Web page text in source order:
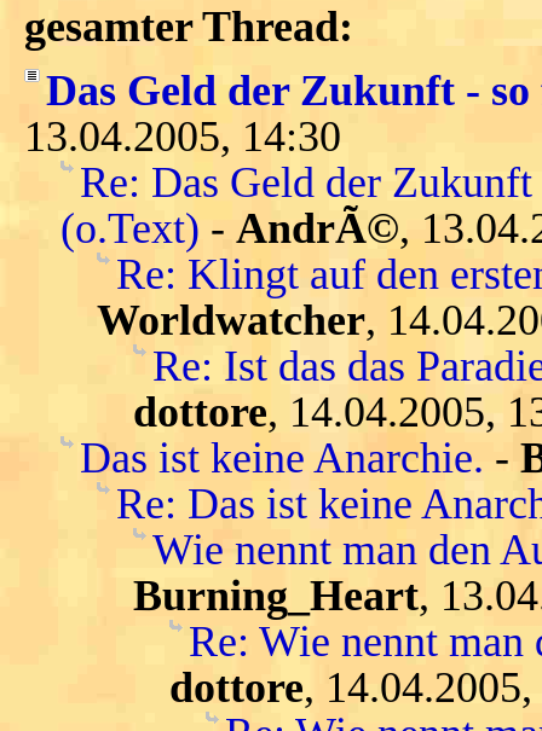
gesamter Thread:
Das Geld der Zukunft -
13.04.2005, 14:30
Re: Das Geld der
(o.Text) - AndrÃ©,
Re: Klingt auf den
Worldwatcher,
Re: Ist das das
dottore, 14.04.2005,
Das ist keine Anarchie. -
Re: Das ist keine
Wie nennt man den
Burning_Heart,
Re: Wie nennt man
dottore,